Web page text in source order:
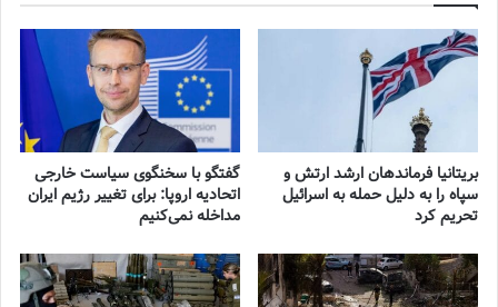
بریتانیا فرماندهان ارشد ارتش و
سپاه را به دلیل حمله به اسرائیل
تحریم کرد
گفتگو با سخنگوی سیاست خارجی
اتحادیه اروپا: برای تغییر رژیم ایران
مداخله نمی‌کنیم